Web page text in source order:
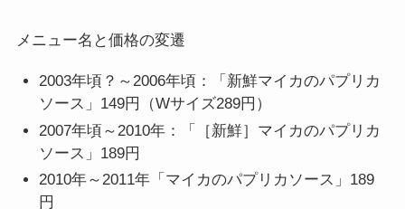
メニュー名と価格の変遷
2003年頃？～2006年頃：「新鮮マイカのパプリカ
ソース」149円（Wサイズ289円）
2007年頃～2010年：「［新鮮］マイカのパプリカ
ソース」189円
2010年～2011年「マイカのパプリカソース」189
円